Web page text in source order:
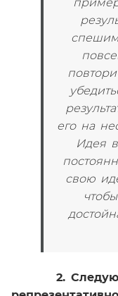
спешим
его на
Идея
свою
2.